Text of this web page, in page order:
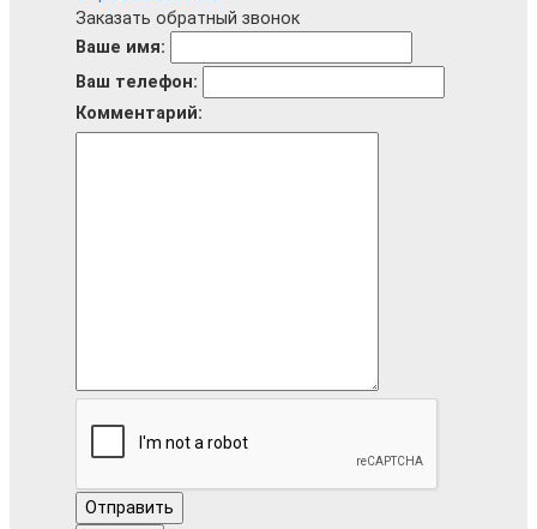
Заказать обратный звонок
Ваше имя:
Ваш телефон:
Комментарий:
Отправить